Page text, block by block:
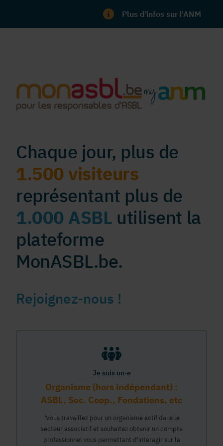
Plus d'infos sur l'ANM
Chaque jour, plus de
1.500 visiteurs
représentant plus de
1.000 ASBL utilisent la
plateforme
MonASBL.be.
Rejoignez-nous !
Je suis un·e
Organisme (hors indépendant) :
ASBL, Soc. Coop., Fondations, etc
"Vous travaillez pour un organisme actif dans le
secteur associatif et souhaitez obtenir un compte
professionnel vous permettant d'interagir sur la